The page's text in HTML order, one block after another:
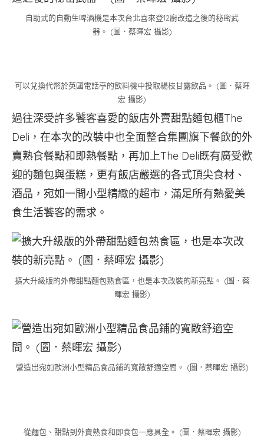
自助式的自動生啤酒機是本次台北喜來登12廚改造之後的秘密武
器。 (圖．蔡暉宏 攝影)
可以兌換代幣於英國電話亭的飲料機中投取楊枝甘露飲品。 (圖．蔡暉
宏 攝影)
過往深受許多饕客喜愛的飯店外賣甜點麵包櫃The
Deli，在本次的改裝中也全面整合集團旗下餐飲的外
賣熟食餐點和即熱餐點，再加上The Deli既有廣受歡
迎的麵包與蛋糕，更有飯店嚴選的各式頂尖食材、
酒品，宛如一間小型精緻的超市，滿足所有熱愛美
食生活饕客的需求。
擴大升級版的外帶甜點麵包熟食區，也是本次改裝的新亮點。 (圖．蔡
暉宏 攝影)
營造出宛如歐洲小型精品食品鋪的寬敞舒適空間。 (圖．蔡暉宏 攝影)
從麵包、甜點到外賣熟食和即食包一應具全。 (圖．蔡暉宏 攝影)